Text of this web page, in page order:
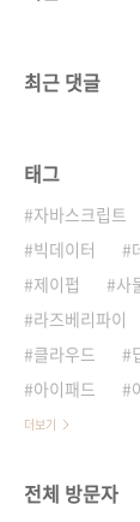
최근 댓글
태그
자바스크립트
빅데이터
제이펍
사
라즈베리파이
클라우드
아이패드
더보기
전체 방문자